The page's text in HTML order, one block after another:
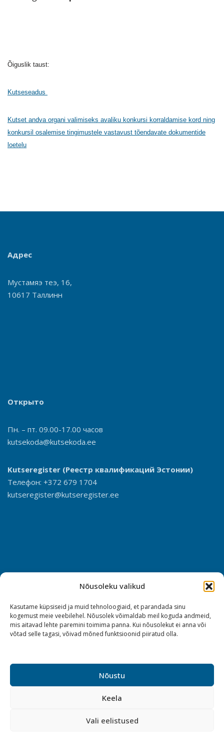
Nõusoleku valikud
Kasutame küpsiseid ja muid tehnoloogiaid, et parandada sinu
kogemust meie veebilehel. Nõusolek võimaldab meil koguda andmeid,
mis aitavad lehte paremini toimima panna. Kui nõusolekut ei anna või
võtad selle tagasi, võivad mõned funktsioonid piiratud olla.
Nõustu
Keela
Vali eelistused
Õiguslik taust:
Kutseseadus
Kutset andva organi valimiseks avaliku konkursi korraldamise kord ning
konkursil osalemise tingimustele vastavust tõendavate dokumentide
loetelu
Адрес
Мустамяэ теэ, 16,
10617 Таллинн
Открыто
Пн. – пт. 09.00-17.00 часов
kutsekoda@kutsekoda.ee
Kutseregister (Реестр квалификаций Эстонии)
Телефон: +372 679 1704
kutseregister@kutseregister.ee